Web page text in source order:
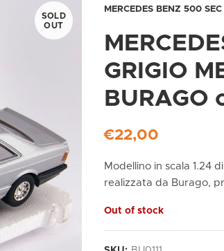
SOLD
OUT
MERCEDES BENZ 500
GRIGIO
BURAGO
€22,00
Modellino in scala 1.24
realizzata da Burago,
Out of stock